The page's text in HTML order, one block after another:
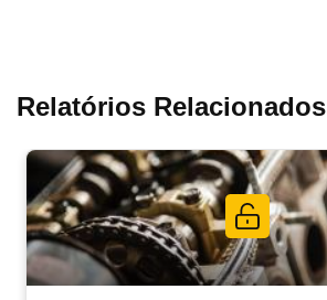
Relatórios Relacionados